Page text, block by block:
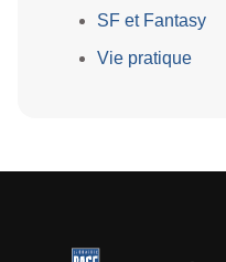
SF et Fantasy
Vie pratique